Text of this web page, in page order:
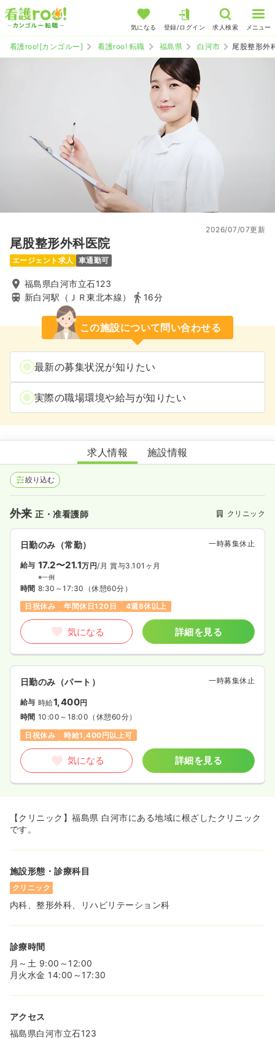
気になる 登録/ログイン 求人検索 メニュー
看護roo![カンゴルー] 看護roo! 転職 福島県 白河市 尾股整形外
尾股整形外科医院
2026/07/07更新
エージェント求人 車通勤可
福島県白河市立石123
新白河駅（ＪＲ東北本線）
16分
この施設について問い合わせる
最新の募集状況が知りたい
実際の職場環境や給与が知りたい
尾股整形外科医院
求人情報 施設情報
絞り込む
外来正・准看護師 クリニック
日勤のみ（常勤） 一時募集休止
給与 17.2〜21.1万円/月 賞与3.101ヶ月
※一例
時間 8:30～17:30 （休憩60分）
日祝休み
年間休日120日 4週8休以上
気になる 詳細を見る
日勤のみ（パート） 一時募集休止
給与 時給1,400円
時間 10:00～18:00 （休憩60分）
日祝休み
時給1,400円以上可
気になる 詳細を見る
【クリニック】福島県 白河市にある地域に根ざしたクリニック
です。
施設形態・診療科目
クリニック
内科、整形外科、リハビリテーション科
診療時間
月～土 9:00～12:00
月火水金 14:00～17:30
アクセス
福島県白河市立石123